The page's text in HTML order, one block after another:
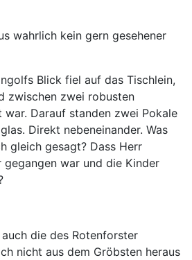
wahrlich kein gern gesehener
Blick fiel auf das Tischlein,
zwischen zwei robusten
Darauf standen zwei Pokale
Direkt nebeneinander. Was
gleich gesagt? Dass Herr
gegangen war und die Kinder
die des Rotenforster
nicht aus dem Gröbsten heraus